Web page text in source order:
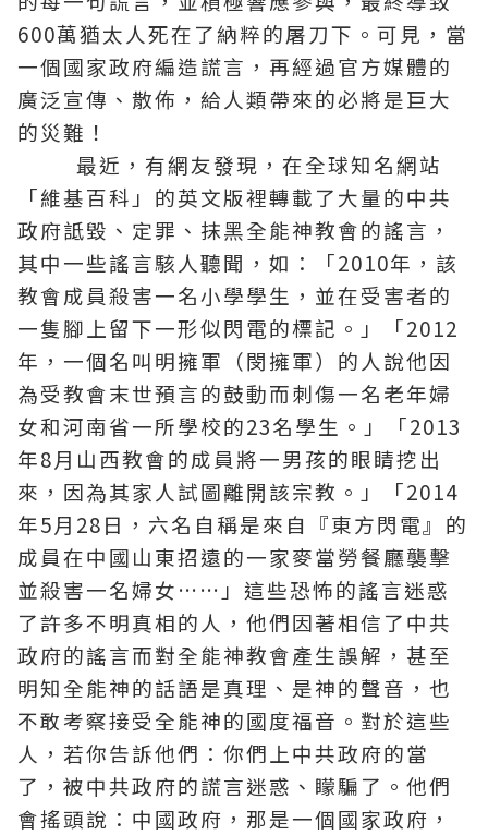
600萬猶太人死在了納粹的屠刀下。可見，當
一個國家政府編造謊言，再經過官方媒體的
廣泛宣傳、散佈，給人類帶來的必將是巨大
的災難！
最近，有網友發現，在全球知名網站
「維基百科」的英文版裡轉載了大量的中共
政府詆毀、定罪、抹黑全能神教會的謠言，
其中一些謠言駭人聽聞，如：「2010年，該
教會成員殺害一名小學學生，並在受害者的
一隻腳上留下一形似閃電的標記。」「2012
年，一個名叫明擁軍（閔擁軍）的人說他因
為受教會末世預言的鼓動而刺傷一名老年婦
女和河南省一所學校的23名學生。」「2013
年8月山西教會的成員將一男孩的眼睛挖出
來，因為其家人試圖離開該宗教。」「2014
年5月28日，六名自稱是來自『東方閃電』的
成員在中國山東招遠的一家麥當勞餐廳襲擊
並殺害一名婦女……」這些恐怖的謠言迷惑
了許多不明真相的人，他們因著相信了中共
政府的謠言而對全能神教會產生誤解，甚至
明知全能神的話語是真理、是神的聲音，也
不敢考察接受全能神的國度福音 。對於這些
人，若你告訴他們：你們上中共政府的當
了，被中共政府的謊言迷惑、矇騙了。他們
會搖頭說：中國政府，那是一個國家政府，